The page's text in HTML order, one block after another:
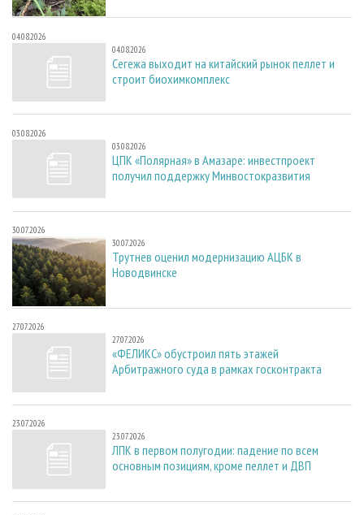
04.08.2026
04.08.2026
Сегежа выходит на китайский рынок пеллет и
строит биохимкомплекс
03.08.2026
03.08.2026
ЦПК «Полярная» в Амазаре: инвестпроект
получил поддержку Минвостокразвития
30.07.2026
30.07.2026
Трутнев оценил модернизацию АЦБК в
Новодвинске
27.07.2026
27.07.2026
«ФЕЛИКС» обустроил пять этажей
Арбитражного суда в рамках госконтракта
23.07.2026
23.07.2026
ЛПК в первом полугодии: падение по всем
основным позициям, кроме пеллет и ДВП